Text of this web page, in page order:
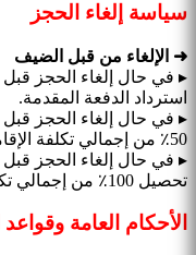
سياسة إلغاء الحجز
➜ الإلغاء من قبل الضيف
استرداد الدفعة المقدمة.
50٪ من إجمالي تكلفة الإقامة.
تحصيل 100٪ من إجمالي تكلفة الإقامة.
الأحكام العامة